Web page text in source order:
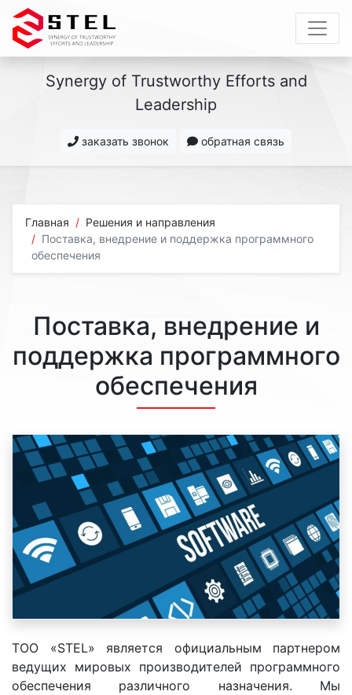
Synergy of Trustworthy Efforts and
Leadership
заказать звонок обратная связь
Главная
Решения и направления
Поставка, внедрение и поддержка программного
обеспечения
Поставка, внедрение и
поддержка программного
обеспечения
ТОО «STEL» является официальным партнером
ведущих мировых производителей программного
обеспечения различного назначения. Мы